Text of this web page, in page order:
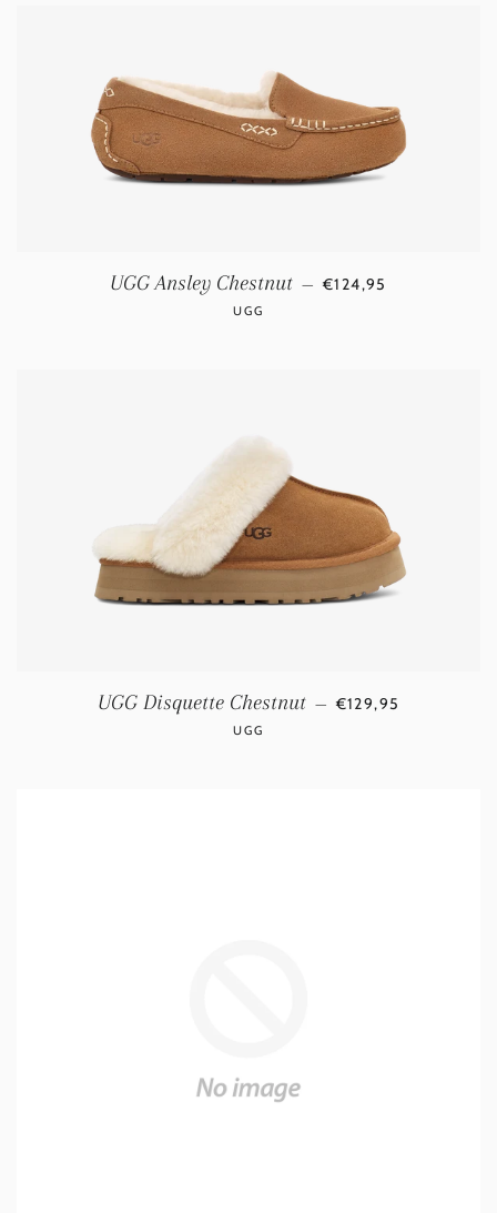
UGG Ansley Chestnut — NORMALE PRIJS
€124,95
UGG
UGG Disquette Chestnut — NORMALE PRIJS
€129,95
UGG